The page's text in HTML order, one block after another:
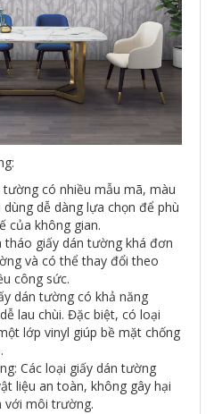
tường có nhiều mẫu mã, màu
dễ dàng lựa chọn để phù
của không gian.
tháo giấy dán tường khá đơn
và có thể thay đổi theo
công sức.
dán tường có khả năng
lau chùi. Đặc biệt, có loại
lớp vinyl giúp bề mặt chống
Các loại giấy dán tường
liệu an toàn, không gây hại
với môi trường.